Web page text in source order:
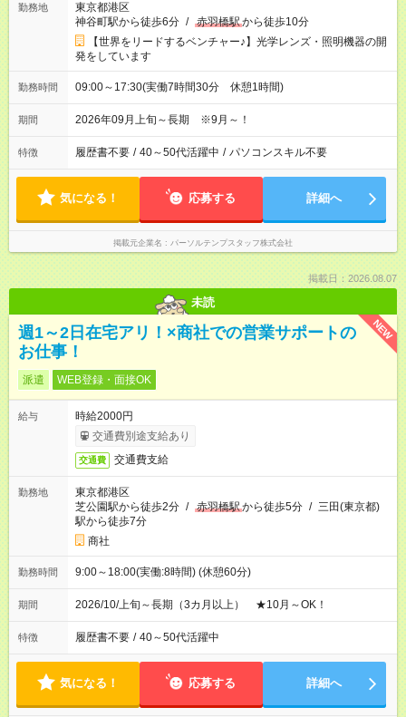
勤務地
東京都港区
神谷町駅から徒歩6分 / 赤羽橋駅から徒歩10分
【世界をリードするベンチャー♪】光学レンズ・照明機器の開
発をしています
勤務時間 09:00～17:30(実働7時間30分 休憩1時間)
期間 2026年09月上旬～長期 ※9月～！
特徴 履歴書不要 / 40～50代活躍中 / パソコンスキル不要
気になる！ 応募する 詳細へ
掲載元企業名 パーソルテンプスタッフ株式会社
掲載日：2026.08.07
未読
NEW
週1～2日在宅アリ！×商社での営業サポートの
お仕事！
派遣 WEB登録・面接OK
給与
時給2000円
交通費別途支給あり
交通費 交通費支給
勤務地
東京都港区
芝公園駅から徒歩2分 / 赤羽橋駅から徒歩5分 / 三田(東京都)
駅から徒歩7分
商社
勤務時間 9:00～18:00(実働:8時間) (休憩60分)
期間 2026/10/上旬～長期（3カ月以上） ★10月～OK！
特徴 履歴書不要 / 40～50代活躍中
気になる！ 応募する 詳細へ